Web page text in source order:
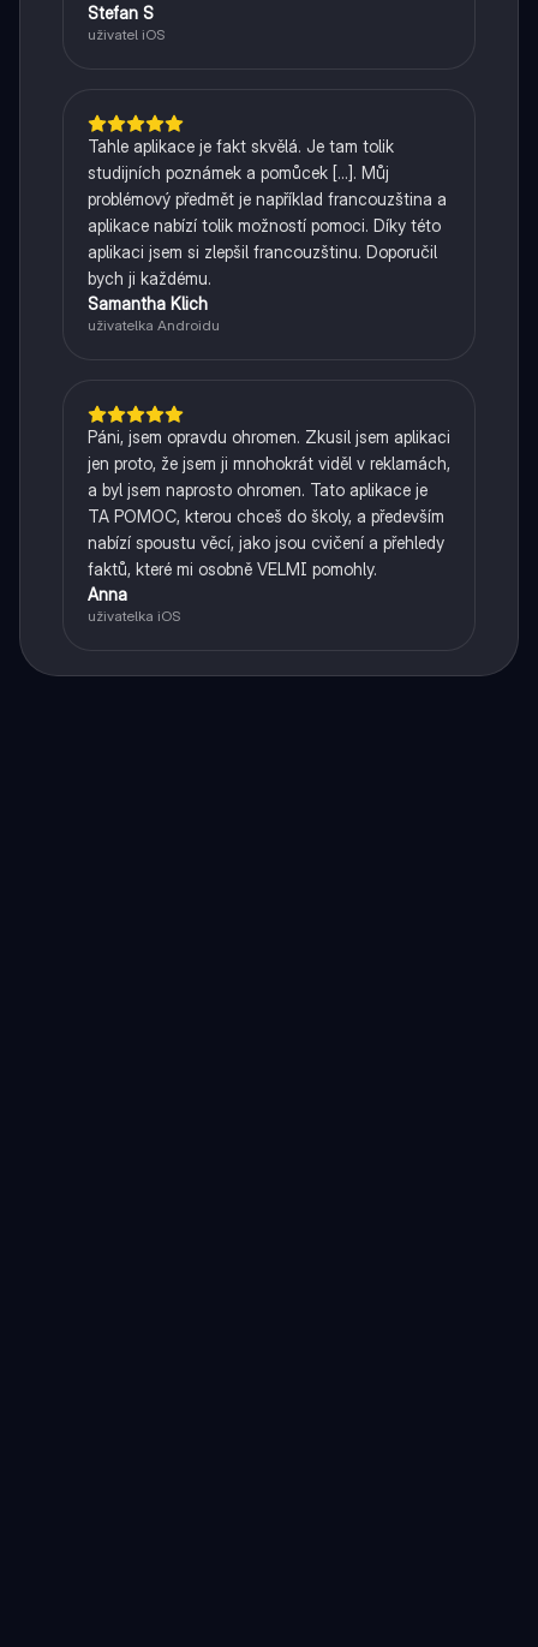
Stefan S
uživatel iOS
Tahle aplikace je fakt skvělá. Je tam tolik
studijních poznámek a pomůcek [...]. Můj
problémový předmět je například francouzština a
aplikace nabízí tolik možností pomoci. Díky této
aplikaci jsem si zlepšil francouzštinu. Doporučil
bych ji každému.
Samantha Klich
uživatelka Androidu
Páni, jsem opravdu ohromen. Zkusil jsem aplikaci
jen proto, že jsem ji mnohokrát viděl v reklamách,
a byl jsem naprosto ohromen. Tato aplikace je
TA POMOC, kterou chceš do školy, a především
nabízí spoustu věcí, jako jsou cvičení a přehledy
faktů, které mi osobně VELMI pomohly.
Anna
uživatelka iOS